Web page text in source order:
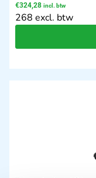
€324,28 incl. btw
268 excl. btw